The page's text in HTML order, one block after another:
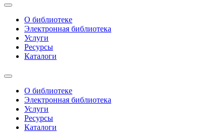
О библиотеке
Электронная библиотека
Услуги
Ресурсы
Каталоги
О библиотеке
Электронная библиотека
Услуги
Ресурсы
Каталоги